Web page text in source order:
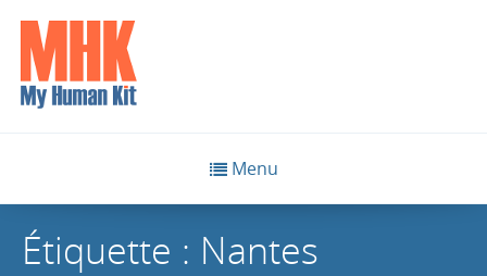
Menu
Étiquette : Nantes